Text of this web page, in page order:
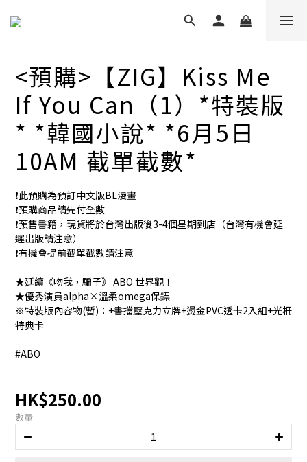
<預購>【ZIG】Kiss Me
If You Can（1）*特裝版
* *韓國小說* *6月5日
10AM 截單截數*
❗️此預購為預訂中文版BL漫畫
❗️預購商品請先付全數
❗️預售書籍，現貨將於台灣出版後3-4個星期到店（台灣有機會延
遲出版請注意）
❗️有機會提前截單截數請注意
★延續《吻我，騙子》 ABO 世界觀！
★優秀演員alpha×溫柔omega保鏢
※特裝版內容物(暫)：+書擋壓克力立牌+燙金PVC透卡2入組+光柵
特典卡
#ABO
HK$250.00
數量